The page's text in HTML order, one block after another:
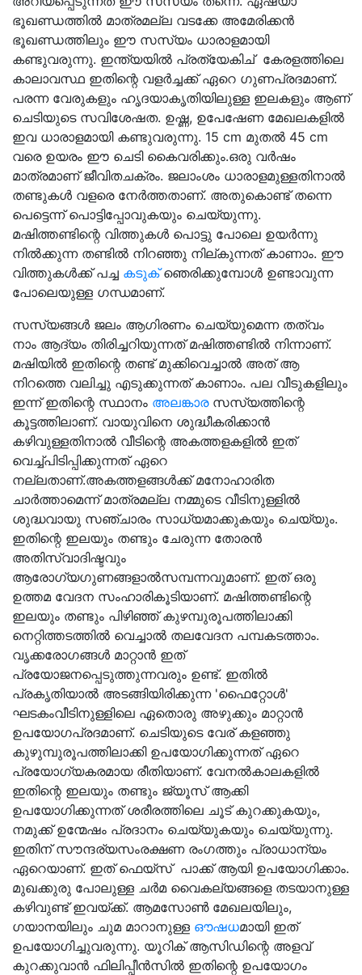
ഭൂഖണ്ഡത്തിൽ മാത്രമല്ല വടക്കേ അമേരിക്കൻ
ഭൂഖണ്ഡത്തിലും ഈ സസ്യം ധാരാളമായി
കണ്ടുവരുന്നു. ഇന്ത്യയിൽ പ്രത്യേകിച് കേരളത്തിലെ
കാലാവസ്ഥ ഇതിന്റെ വളർച്ചക്ക് ഏറെ ഗുണപ്രദമാണ്.
പരന്ന വേരുകളും ഹൃദയാകൃതിയിലുള്ള ഇലകളും ആണ്
ചെടിയുടെ സവിശേഷത. ഉഷ്ണ, ഉപേഷേണ മേഖലകളിൽ
ഇവ ധാരാളമായി കണ്ടുവരുന്നു. 15 cm മുതൽ 45 cm
വരെ ഉയരം ഈ ചെടി കൈവരിക്കും.ഒരു വർഷം
മാത്രമാണ് ജീവിതചക്രം. ജലാംശം ധാരാളമുള്ളതിനാൽ
തണ്ടുകൾ വളരെ നേർത്തതാണ്. അതുകൊണ്ട് തന്നെ
പെട്ടെന്ന് പൊട്ടിപ്പോവുകയും ചെയ്യുന്നു.
മഷിത്തണ്ടിന്റെ വിത്തുകൾ പൊട്ടു പോലെ ഉയർന്നു
നിൽക്കുന്ന തണ്ടിൽ നിറഞ്ഞു നില്കുന്നത് കാണാം. ഈ
വിത്തുകൾക്ക് പച്ച കടുക്ഞെരിക്കുമ്പോൾ ഉണ്ടാവുന്ന
പോലെയുള്ള ഗന്ധമാണ്.
സസ്യങ്ങൾ ജലം ആഗിരണം ചെയ്യുമെന്ന തത്വം
നാം ആദ്യം തിരിച്ചറിയുന്നത് മഷിത്തണ്ടിൽ നിന്നാണ്.
മഷിയിൽ ഇതിന്റെ തണ്ട് മുക്കിവെച്ചാൽ അത് ആ
നിറത്തെ വലിച്ചു എടുക്കുന്നത് കാണാം. പല വീടുകളിലും
ഇന്ന് ഇതിന്റെ സ്ഥാനം അലങ്കാരസസ്യത്തിന്റെ
കൂട്ടത്തിലാണ്. വായുവിനെ ശുദ്ധീകരിക്കാൻ
കഴിവുള്ളതിനാൽ വീടിന്റെ അകത്തളകളിൽ ഇത്
വെച്ച്പിടിപ്പിക്കുന്നത് ഏറെ
നല്ലതാണ്.അകത്തളങ്ങൾക്ക് മനോഹാരിത
ചാർത്താമെന്ന് മാത്രമല്ല നമ്മുടെ വീടിനുള്ളിൽ
ശുദ്ധവായു സഞ്ചാരം സാധ്യമാക്കുകയും ചെയ്യും.
ഇതിന്റെ ഇലയും തണ്ടും ചേരുന്ന തോരൻ
അതിസ്വാദിഷ്ടവും
ആരോഗ്യഗുണങ്ങളാൽസമ്പന്നവുമാണ്. ഇത് ഒരു
ഉത്തമ വേദന സംഹാരികൂടിയാണ്. മഷിത്തണ്ടിന്റെ
ഇലയും തണ്ടും പിഴിഞ്ഞ് കുഴമ്പുരൂപത്തിലാക്കി
നെറ്റിത്തടത്തിൽ വെച്ചാൽ തലവേദന പമ്പകടത്താം.
വൃക്കരോഗങ്ങൾ മാറ്റാൻ ഇത്
പ്രയോജനപ്പെടുത്തുന്നവരും ഉണ്ട്. ഇതിൽ
പ്രകൃതിയാൽ അടങ്ങിയിരിക്കുന്ന 'ഫൈറ്റോൾ'
ഘടകംവീടിനുള്ളിലെ ഏതൊരു അഴുക്കും മാറ്റാൻ
ഉപയോഗപ്രദമാണ്. ചെടിയുടെ വേര് കളഞ്ഞു
കുഴുമ്പുരൂപത്തിലാക്കി ഉപയോഗിക്കുന്നത് ഏറെ
പ്രയോഗ്യകരമായ രീതിയാണ്. വേനൽകാലകളിൽ
ഇതിന്റെ ഇലയും തണ്ടും ജ്യൂസ് ആക്കി
ഉപയോഗിക്കുന്നത് ശരീരത്തിലെ ചൂട് കുറക്കുകയും,
നമുക്ക് ഉന്മേഷം പ്രദാനം ചെയ്യുകയും ചെയ്യുന്നു.
ഇതിന് സൗന്ദര്യസംരക്ഷണ രംഗത്തും പ്രാധാന്യം
ഏറെയാണ്. ഇത് ഫെയ്സ് പാക്ക് ആയി ഉപയോഗിക്കാം.
മുഖക്കുരു പോലുള്ള ചർമ വൈകല്യങ്ങളെ തടയാനുള്ള
കഴിവുണ്ട് ഇവയ്ക്ക്. ആമസോൺ മേഖലയിലും,
ഗയാനയിലും ചുമ മാറാനുള്ള ഔഷധമായി ഇത്
ഉപയോഗിച്ചുവരുന്നു. യൂറിക് ആസിഡിന്റെ അളവ്
കുറക്കുവാൻ ഫിലിപ്പീൻസിൽ ഇതിന്റെ ഉപയോഗം